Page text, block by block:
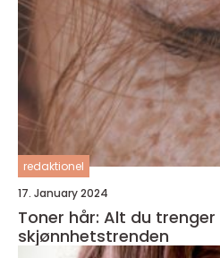
redaktionel
17. January 2024
Toner hår: Alt du
skjønnhetstrenden